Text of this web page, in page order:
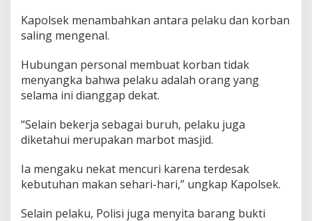
Kapolsek menambahkan antara pelaku dan korban
saling mengenal.
Hubungan personal membuat korban tidak
menyangka bahwa pelaku adalah orang yang
selama ini dianggap dekat.
“Selain bekerja sebagai buruh, pelaku juga
diketahui merupakan marbot masjid.
Ia mengaku nekat mencuri karena terdesak
kebutuhan makan sehari-hari,” ungkap Kapolsek.
Selain pelaku, Polisi juga menyita barang bukti